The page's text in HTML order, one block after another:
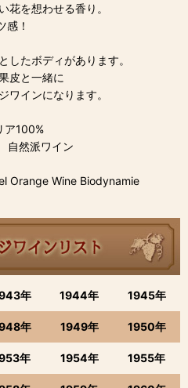
花を想わせる香り。
感！
したボディがあります。
皮と一緒に
ワインになります。
ア100%
然派ワイン
Orange Wine Biodynamie
年 1944年 1945年
年 1949年 1950年
年 1954年 1955年